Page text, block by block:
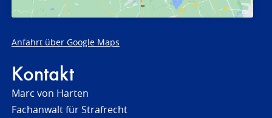
Anfahrt über Google Maps
Kontakt
Marc von Harten
Fachanwalt für Strafrecht